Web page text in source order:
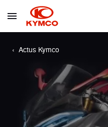
Actus Kymco